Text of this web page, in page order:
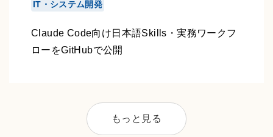
IT・システム開発
Claude Code向け日本語Skills・実務ワークフ
ローをGitHubで公開
もっと見る